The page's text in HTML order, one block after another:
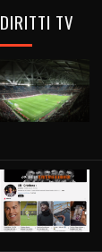
DIRITTI TV